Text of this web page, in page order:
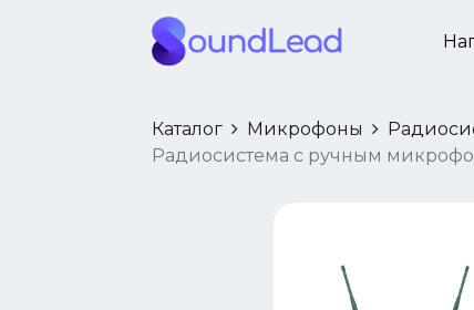
Каталог Микрофоны
Радиосистема с ручным